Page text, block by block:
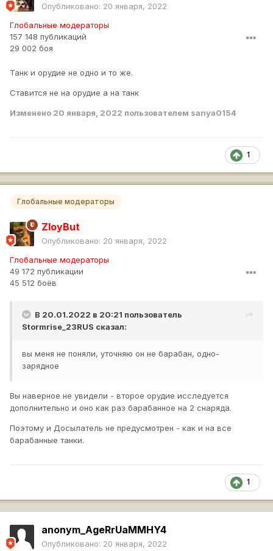
Опубликовано: 20 января, 2022
Глобальные модераторы
157 148 публикаций
29 002 боя
Танк и орудие не одно и то же.
Ставится не на орудие а на танк
Изменено 20 января, 2022 пользователем sanya0154
1
Глобальные модераторы
ZloyBut
Опубликовано: 20 января, 2022
Глобальные модераторы
49 172 публикации
45 512 боёв
В 20.01.2022 в 20:21 пользователь
Stormrise_23RUS сказал:
вы меня не поняли, уточняю он не барабан, одно-
зарядное
Вы наверное не увидели - второе орудие исследуется
дополнительно и оно как раз барабанное на 2 снаряда.
Поэтому и Досылатель не предусмотрен - как и на все
барабанные танки.
1
anonym_AgeRrUaMMHY4
Опубликовано: 20 января, 2022